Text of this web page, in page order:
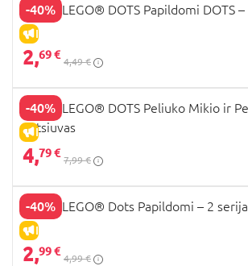
-40%
IŠPARDAVIMAS
41932 LEGO® DOTS Papildomi DOTS
2,69 €
4,49 €
-40%
IŠPARDAVIMAS
41963 LEGO® DOTS Peliuko Mikio ir
antsiuvas
4,79 €
7,99 €
-40%
IŠPARDAVIMAS
41916 LEGO® Dots Papildomi – 2 serija
2,99 €
4,99 €